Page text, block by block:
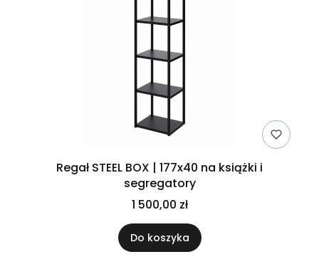
Regał STEEL BOX | 177x40 na książki i
segregatory
1 500,00 zł
Do koszyka